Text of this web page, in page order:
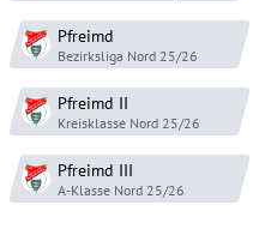
Pfreimd
Bezirksliga Nord 25/26
Pfreimd II
Kreisklasse Nord 25/26
Pfreimd III
A-Klasse Nord 25/26